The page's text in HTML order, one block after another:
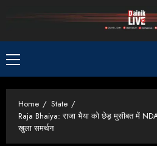
Primary
Menu
Home
State
Raja Bhaiya: राजा भैया को छेड़ मुसीबत में
खुला समर्थन